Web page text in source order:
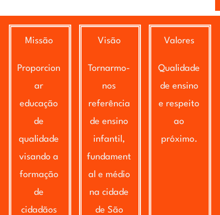
Missão
Proporcion
ar
educação
de
qualidade
visando a
formação
de
cidadãos
Visão
Tornarmo-
nos
referência
de ensino
infantil,
fundament
al e médio
na cidade
de São
Valores
Qualidade
de ensino
e respeito
ao
próximo.